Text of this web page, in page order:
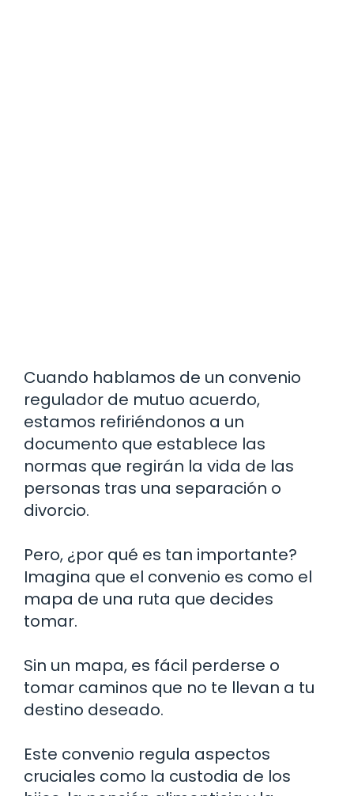
Cuando hablamos de un convenio
regulador de mutuo acuerdo,
estamos refiriéndonos a un
documento que establece las
normas que regirán la vida de las
personas tras una separación o
divorcio.
Pero, ¿por qué es tan importante?
Imagina que el convenio es como el
mapa de una ruta que decides
tomar.
Sin un mapa, es fácil perderse o
tomar caminos que no te llevan a tu
destino deseado.
Este convenio regula aspectos
cruciales como la custodia de los